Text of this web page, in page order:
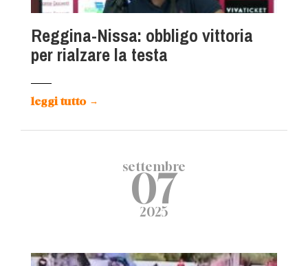
Reggina-Nissa: obbligo vittoria
per rialzare la testa
leggi tutto →
settembre
07
2025